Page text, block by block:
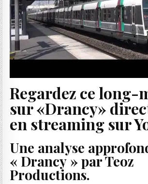
Regardez ce long-
sur «Drancy»
en streaming sur
Une analyse
« Drancy » par Teoz
Productions.